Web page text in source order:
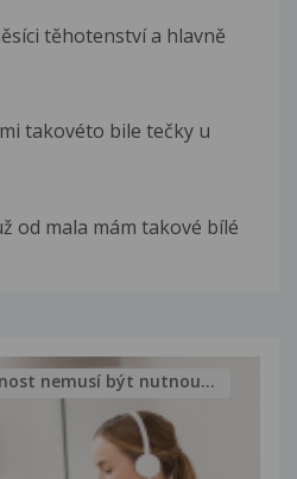
těhotenství a hlavně
takovéto bile tečky u
od mala mám takové bílé
nemusí být nutnou...